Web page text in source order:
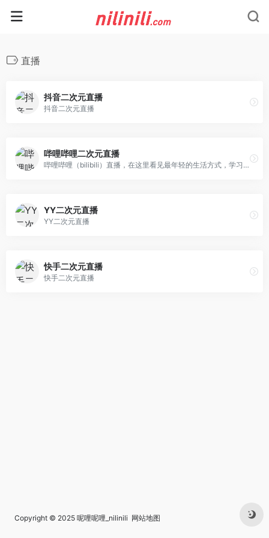
直播
抖音二次元直播
抖音二次元直播
哔哩哔哩二次元直播
哔哩哔哩（bilibili）直播，在这里看见最年轻的生活方式，学习、游戏、电竞、宅舞、唱见、绘画、美食等等应有尽有，快来捕捉你最喜欢的up主最真实的一面吧！
YY二次元直播
YY二次元直播
快手二次元直播
快手二次元直播
Copyright © 2025 呢哩呢哩_nilinili 网站地图